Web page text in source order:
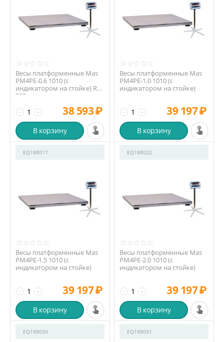
Весы платформенные Mas
PM4PE-0.6 1010 (с
индикатором на стойке) RS-
232
+
− 38 593₽
В корзину
Весы платформенные Mas
PM4PE-1.0 1010 (с
индикатором на стойке)
+
− 39 197₽
В корзину
EQ188017
Весы платформенные Mas
PM4PE-1.5 1010 (с
индикатором на стойке)
+
− 39 197₽
В корзину
EQ188022
Весы платформенные Mas
PM4PE-2.0 1010 (с
индикатором на стойке)
+
− 39 197₽
В корзину
EQ188030 EQ188031